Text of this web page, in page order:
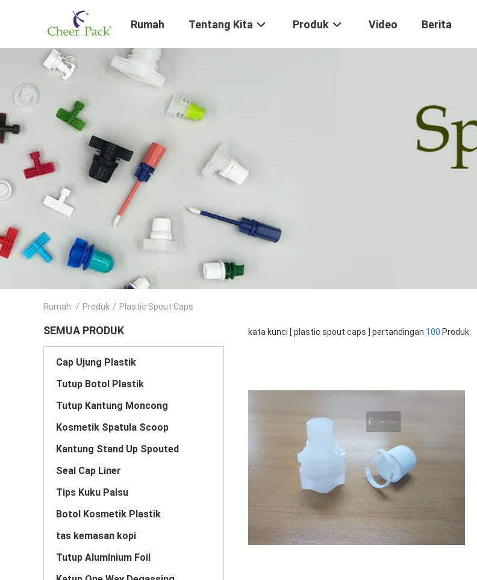
Rumah Tentang Kita Produk Video Berita
Rumah / Produk / Plastic Spout Caps
SEMUA PRODUK
Cap Ujung Plastik
Tutup Botol Plastik
Tutup Kantung Moncong
Kosmetik Spatula Scoop
Kantung Stand Up Spouted
Seal Cap Liner
Tips Kuku Palsu
Botol Kosmetik Plastik
tas kemasan kopi
Tutup Aluminium Foil
kata kunci [ plastic spout caps ] pertandingan 100 Produk.